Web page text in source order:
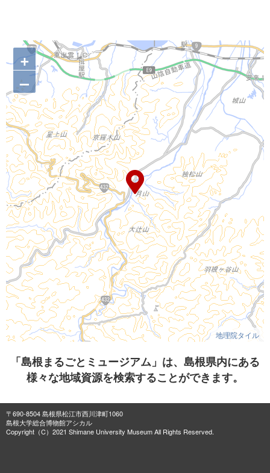
+
–
地理院タイル
「島根まるごとミュージアム」は、島根県内にある
様々な地域資源を検索することができます。
〒690-8504 島根県松江市西川津町1060
島根大学総合博物館アシカル
Copyright（C）2021 Shimane University Museum All Rights Reserved.